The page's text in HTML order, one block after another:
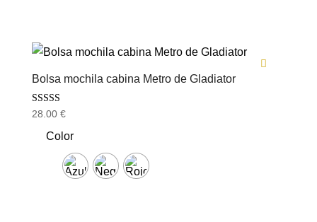
Bolsa mochila cabina Metro de Gladiator
Valorado con
de 5
28.00 €
Color